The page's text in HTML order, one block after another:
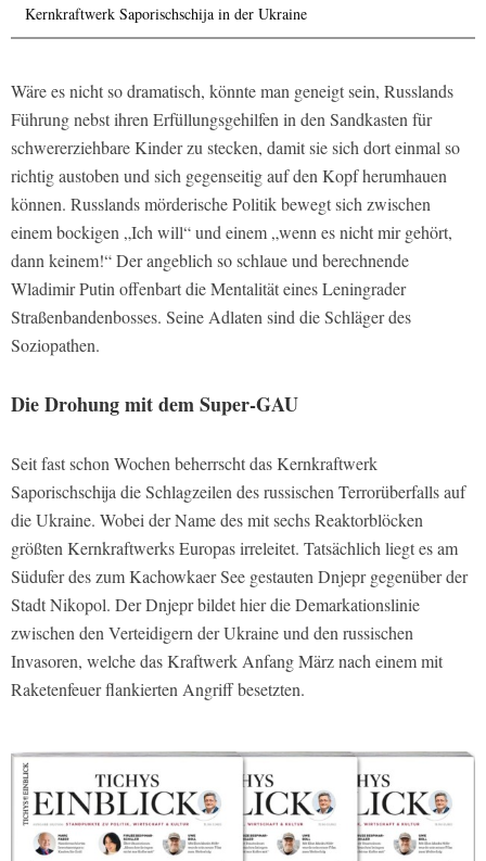
Kernkraftwerk Saporischschija in der Ukraine
Wäre es nicht so dramatisch, könnte man geneigt sein, Russlands
Führung nebst ihren Erfüllungsgehilfen in den Sandkasten für
schwererziehbare Kinder zu stecken, damit sie sich dort einmal so
richtig austoben und sich gegenseitig auf den Kopf herumhauen
können. Russlands mörderische Politik bewegt sich zwischen
einem bockigen „Ich will“ und einem „wenn es nicht mir gehört,
dann keinem!“ Der angeblich so schlaue und berechnende
Wladimir Putin offenbart die Mentalität eines Leningrader
Straßenbandenbosses. Seine Adlaten sind die Schläger des
Soziopathen.
Die Drohung mit dem Super-GAU
Seit fast schon Wochen beherrscht das Kernkraftwerk
Saporischschija die Schlagzeilen des russischen Terrorüberfalls auf
die Ukraine. Wobei der Name des mit sechs Reaktorblöcken
größten Kernkraftwerks Europas irreleitet. Tatsächlich liegt es am
Südufer des zum Kachowkaer See gestauten Dnjepr gegenüber der
Stadt Nikopol. Der Dnjepr bildet hier die Demarkationslinie
zwischen den Verteidigern der Ukraine und den russischen
Invasoren, welche das Kraftwerk Anfang März nach einem mit
Raketenfeuer flankierten Angriff besetzten.